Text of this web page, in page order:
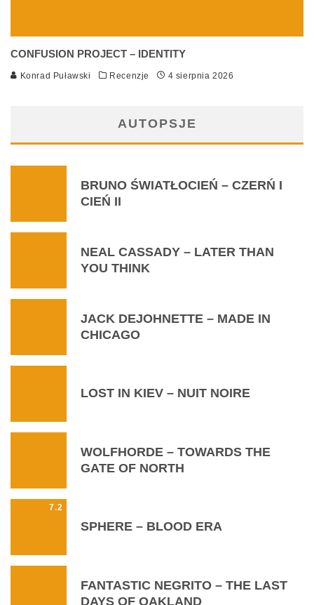
CONFUSION PROJECT – IDENTITY
Konrad Puławski Recenzje 4 sierpnia 2026
AUTOPSJE
BRUNO ŚWIATŁOCIEŃ – CZERŃ I
CIEŃ II
NEAL CASSADY – LATER THAN
YOU THINK
JACK DEJOHNETTE – MADE IN
CHICAGO
LOST IN KIEV – NUIT NOIRE
WOLFHORDE – TOWARDS THE
GATE OF NORTH
7.2
SPHERE – BLOOD ERA
FANTASTIC NEGRITO – THE LAST
DAYS OF OAKLAND